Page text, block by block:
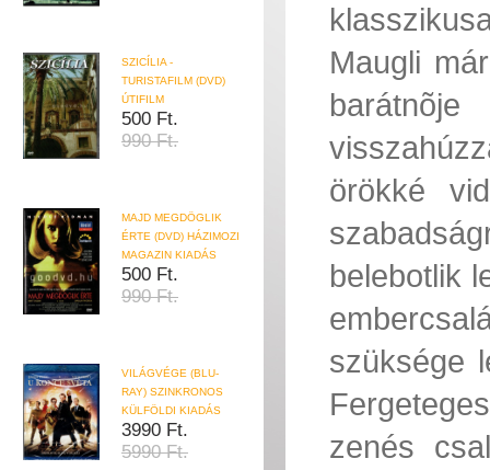
SZICÍLIA -
TURISTAFILM (DVD)
ÚTIFILM
500 Ft.
990 Ft.
MAJD MEGDÖGLIK
ÉRTE (DVD) HÁZIMOZI
MAGAZIN KIADÁS
500 Ft.
990 Ft.
VILÁGVÉGE (BLU-
RAY) SZINKRONOS
KÜLFÖLDI KIADÁS
3990 Ft.
5990 Ft.
Maugli
örökké
belebotlik
szüksége
zenés